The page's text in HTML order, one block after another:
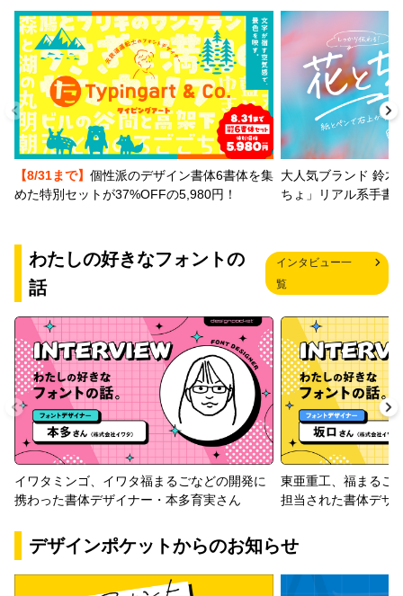
【8/31まで】 個性派のデザイン書体6書体を集
めた特別セットが37%OFFの5,980円！
大人気ブランド 鈴木
ちょ」リアル系手書
わたしの好きなフォントの
話
インタビュー一
覧
イワタミンゴ、イワタ福まるごなどの開発に
携わった書体デザイナー・本多育実さん
東亜重工、福まるご
担当された書体デザ
デザインポケットからのお知らせ